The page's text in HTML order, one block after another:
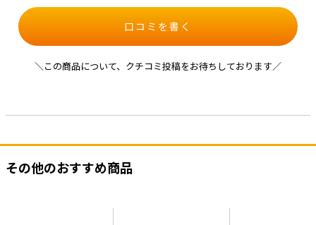
口コミを書く
＼この商品について、クチコミ投稿をお待ちしております／
その他のおすすめ商品